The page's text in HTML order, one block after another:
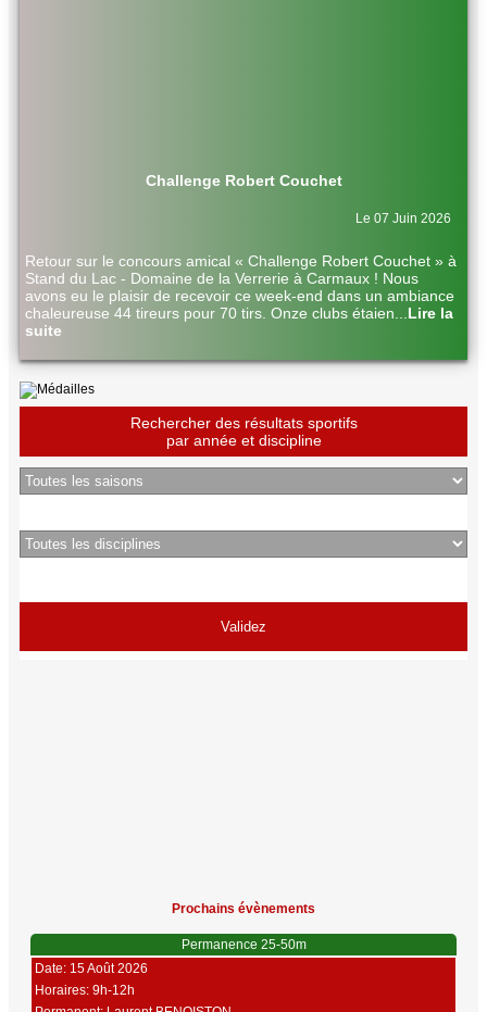
Challenge Robert Couchet
Le 07 Juin 2026
Retour sur le concours amical « Challenge Robert Couchet » à
Stand du Lac - Domaine de la Verrerie à Carmaux ! Nous
avons eu le plaisir de recevoir ce week-end dans un ambiance
chaleureuse 44 tireurs pour 70 tirs. Onze clubs étaien
Lire la
suite
Rechercher des résultats sportifs
par année et discipline
Prochains évènements
Permanence 25-50m
Date: 15 Août 2026
Horaires: 9h-12h